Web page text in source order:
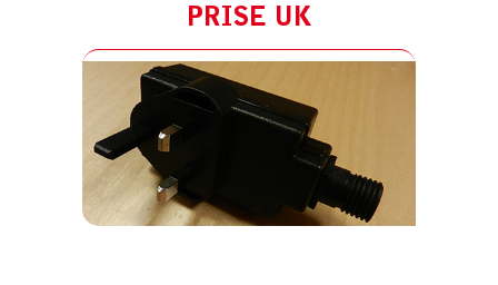
PRISE UK
TRANSFORMATEUR PRISE CH